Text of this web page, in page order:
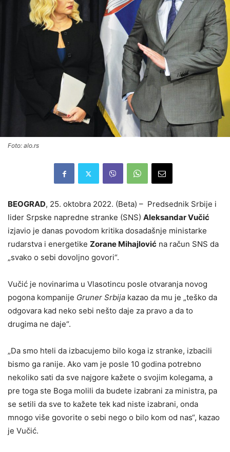
Foto: alo.rs
BEOGRAD, 25. oktobra 2022. (Beta) – Predsednik Srbije i
lider Srpske napredne stranke (SNS) Aleksandar Vučić
izjavio je danas povodom kritika dosadašnje ministarke
rudarstva i energetike Zorane Mihajlović na račun SNS da
„svako o sebi dovoljno govori“.
Vučić je novinarima u Vlasotincu posle otvaranja novog
pogona kompanije Gruner Srbija kazao da mu je „teško da
odgovara kad neko sebi nešto daje za pravo a da to
drugima ne daje“.
„Da smo hteli da izbacujemo bilo koga iz stranke, izbacili
bismo ga ranije. Ako vam je posle 10 godina potrebno
nekoliko sati da sve najgore kažete o svojim kolegama, a
pre toga ste Boga molili da budete izabrani za ministra, pa
se setili da sve to kažete tek kad niste izabrani, onda
mnogo više govorite o sebi nego o bilo kom od nas“, kazao
je Vučić.